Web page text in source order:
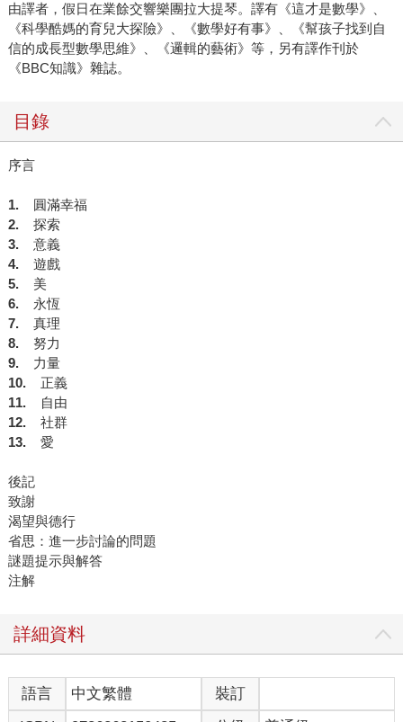
由譯者，假日在業餘交響樂團拉大提琴。譯有《這才是數學》、
《科學酷媽的育兒大探險》、《數學好有事》、《幫孩子找到自
信的成長型數學思維》、《邏輯的藝術》等，另有譯作刊於
《BBC知識》雜誌。
目錄
序言
1.
圓滿幸福
2.探索
3.
意義
4.遊戲
5.
美
6.
永恆
7.
真理
8.
努力
9.
力量
10.正義
11.自由
12.
社群
13.愛
後記
致謝
渴望與德行
省思：進一步討論的問題
謎題提示與解答
注解
詳細資料
語言 中文繁體
裝訂